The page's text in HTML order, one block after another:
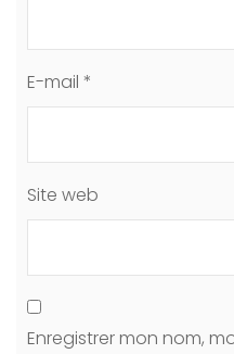
E-mail *
Site web
Enregistrer mon nom,